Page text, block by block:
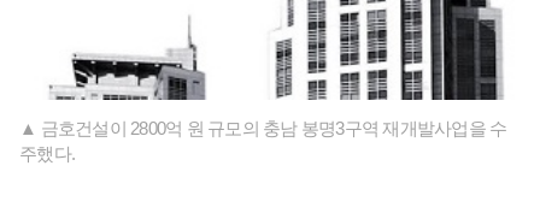
▲ 금호건설이 2800억 원 규모의 충남 봉명3구역 재개발사업을 수
주했다.